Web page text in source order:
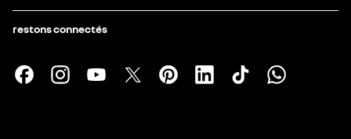
restons connectés